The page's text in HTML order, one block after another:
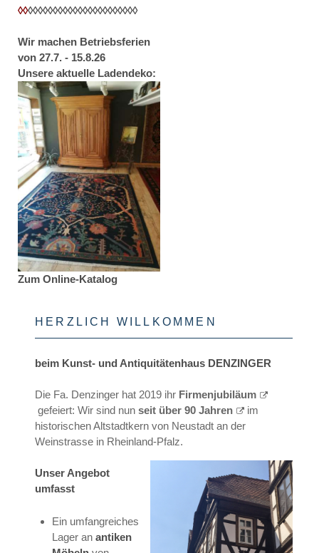
◊◊◊◊◊◊◊◊◊◊◊◊◊◊◊◊◊◊◊◊◊◊◊◊
Wir machen Betriebsferien
von 27.7. - 15.8.26
Unsere aktuelle Ladendeko:
Zum Online-Katalog
HERZLICH WILLKOMMEN
beim Kunst- und Antiquitätenhaus DENZINGER
Die Fa. Denzinger hat 2019 ihr Firmenjubiläum
gefeiert: Wir sind nun seit über 90 Jahren
im
historischen Altstadtkern von Neustadt an der
Weinstrasse in Rheinland-Pfalz.
Unser Angebot
umfasst
Ein umfangreiches
Lager an antiken